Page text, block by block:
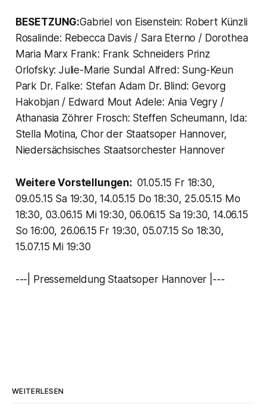
BESETZUNG:Gabriel von Eisenstein: Robert Künzli
Rosalinde: Rebecca Davis / Sara Eterno / Dorothea
Maria Marx Frank: Frank Schneiders Prinz
Orlofsky: Julie-Marie Sundal Alfred: Sung-Keun
Park Dr. Falke: Stefan Adam Dr. Blind: Gevorg
Hakobjan / Edward Mout Adele: Ania Vegry /
Athanasia Zöhrer Frosch: Steffen Scheumann, Ida:
Stella Motina, Chor der Staatsoper Hannover,
Niedersächsisches Staatsorchester Hannover
Weitere Vorstellungen: 01.05.15 Fr 18:30,
09.05.15 Sa 19:30, 14.05.15 Do 18:30, 25.05.15 Mo
18:30, 03.06.15 Mi 19:30, 06.06.15 Sa 19:30, 14.06.15
So 16:00, 26.06.15 Fr 19:30, 05.07.15 So 18:30,
15.07.15 Mi 19:30
---| Pressemeldung Staatsoper Hannover |---
WEITERLESEN